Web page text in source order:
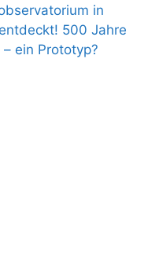
in
500 Jahre
ein Prototyp?